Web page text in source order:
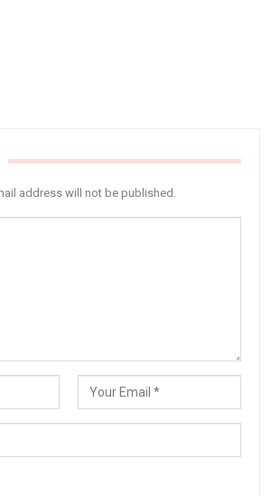
address will not be published.